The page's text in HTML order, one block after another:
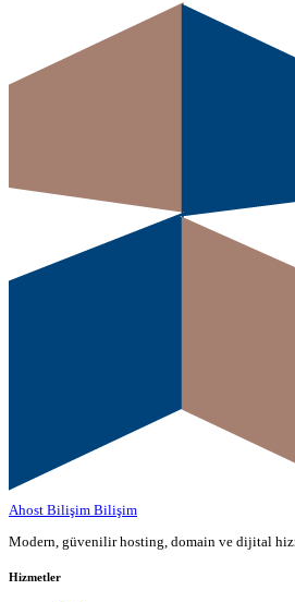
Ahost Bilişim Bilişim
Modern, güvenilir hosting, domain ve dijital
Hizmetler